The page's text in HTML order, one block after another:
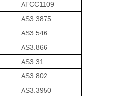
ATCC1109
AS3.3875
AS3.546
AS3.866
AS3.31
AS3.802
AS3.3950